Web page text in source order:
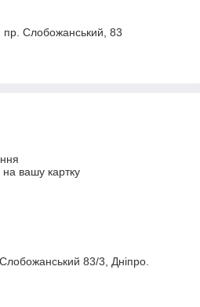
пр. Слобожанський, 83
вашу картку
83/3, Дніпро.